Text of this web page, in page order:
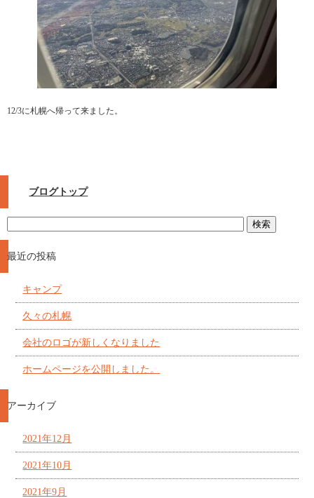
12/3に札幌へ帰って来ました。
ブログトップ
最近の投稿
キャンプ
久々の札幌
会社のロゴが新しくなりました
ホームページを公開しました。
アーカイブ
2021年12月
2021年10月
2021年9月